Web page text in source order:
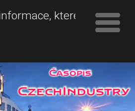
které